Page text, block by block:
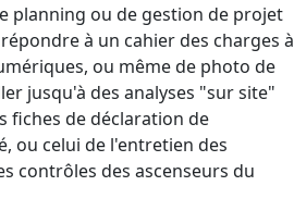
planning ou de gestion de projet
à un cahier des charges à
ou même de photo de
jusqu'à des analyses "sur site"
fiches de déclaration de
ou celui de l'entretien des
contrôles des ascenseurs du